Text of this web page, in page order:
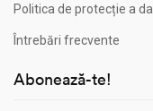
Politica de protecție a
Întrebări frecvente
Abonează-te!